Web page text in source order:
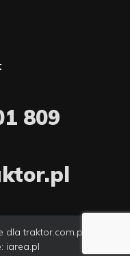
809
dla traktor.com.pl
iarea.pl